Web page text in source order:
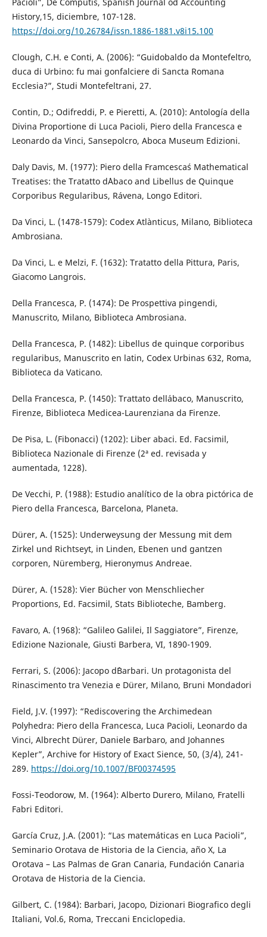
History,15, diciembre, 107-128.
https://doi.org/10.26784/issn.1886-1881.v8i15.100
Clough, C.H. e Conti, A. (2006): “Guidobaldo da Montefeltro,
duca di Urbino: fu mai gonfalciere di Sancta Romana
Ecclesia?”, Studi Montefeltrani, 27.
Contin, D.; Odifreddi, P. e Pieretti, A. (2010): Antología della
Divina Proportione di Luca Pacioli, Piero della Francesca e
Leonardo da Vinci, Sansepolcro, Aboca Museum Edizioni.
Daly Davis, M. (1977): Piero della Framcesca´s Mathematical
Treatises: the Tratatto d´Abaco and Libellus de Quinque
Corporibus Regularibus, Rávena, Longo Editori.
Da Vinci, L. (1478-1579): Codex Atlànticus, Milano, Biblioteca
Ambrosiana.
Da Vinci, L. e Melzi, F. (1632): Tratatto della Pittura, Paris,
Giacomo Langrois.
Della Francesca, P. (1474): De Prospettiva pingendi,
Manuscrito, Milano, Biblioteca Ambrosiana.
Della Francesca, P. (1482): Libellus de quinque corporibus
regularibus, Manuscrito en latin, Codex Urbinas 632, Roma,
Biblioteca da Vaticano.
Della Francesca, P. (1450): Trattato dell´abaco, Manuscrito,
Firenze, Biblioteca Medicea-Laurenziana da Firenze.
De Pisa, L. (Fibonacci) (1202): Liber abaci. Ed. Facsimil,
Biblioteca Nazionale di Firenze (2ª ed. revisada y
aumentada, 1228).
De Vecchi, P. (1988): Estudio analítico de la obra pictórica de
Piero della Francesca, Barcelona, Planeta.
Dürer, A. (1525): Underweysung der Messung mit dem
Zirkel und Richtseyt, in Linden, Ebenen und gantzen
corporen, Nüremberg, Hieronymus Andreae.
Dürer, A. (1528): Vier Bücher von Menschliecher
Proportions, Ed. Facsimil, Stats Biblioteche, Bamberg.
Favaro, A. (1968): “Galileo Galilei, Il Saggiatore”, Firenze,
Edizione Nazionale, Giusti Barbera, VI, 1890-1909.
Ferrari, S. (2006): Jacopo d´Barbari. Un protagonista del
Rinascimento tra Venezia e Dürer, Milano, Bruni Mondadori
Field, J.V. (1997): “Rediscovering the Archimedean
Polyhedra: Piero della Francesca, Luca Pacioli, Leonardo da
Vinci, Albrecht Dürer, Daniele Barbaro, and Johannes
Kepler”, Archive for History of Exact Sience, 50, (3/4), 241-
289. https://doi.org/10.1007/BF00374595
Fossi-Teodorow, M. (1964): Alberto Durero, Milano, Fratelli
Fabri Editori.
García Cruz, J.A. (2001): “Las matemáticas en Luca Pacioli”,
Seminario Orotava de Historia de la Ciencia, año X, La
Orotava – Las Palmas de Gran Canaria, Fundación Canaria
Orotava de Historia de la Ciencia.
Gilbert, C. (1984): Barbari, Jacopo, Dizionari Biografico degli
Italiani, Vol.6, Roma, Treccani Enciclopedia.